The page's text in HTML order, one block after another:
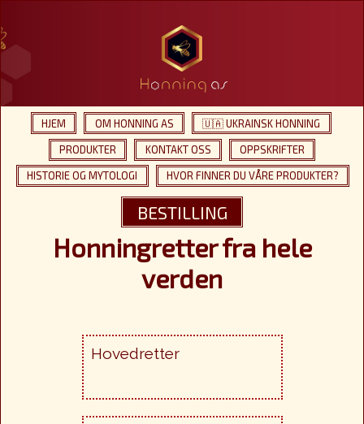
HJEM OM HONNING AS 🇺🇦 UKRAINSK HONNING
PRODUKTER KONTAKT OSS OPPSKRIFTER
HISTORIE OG MYTOLOGI HVOR FINNER DU VÅRE PRODUKTER?
BESTILLING
Honningretter fra hele
verden
Hovedretter